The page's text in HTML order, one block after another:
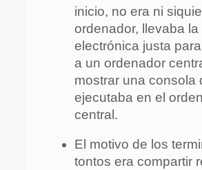
inicio, no era ni
ordenador, llevaba la
electrónica justa
a un ordenador
mostrar una consola
ejecutaba en el
central.
El motivo de los
tontos era compartir